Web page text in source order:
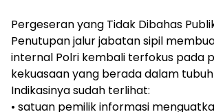
Pergeseran yang Tidak Dibahas
Penutupan jalur jabatan sipil
internal Polri kembali terfokus pada
kekuasaan yang berada dalam
Indikasinya sudah terlihat:
• satuan pemilik informasi